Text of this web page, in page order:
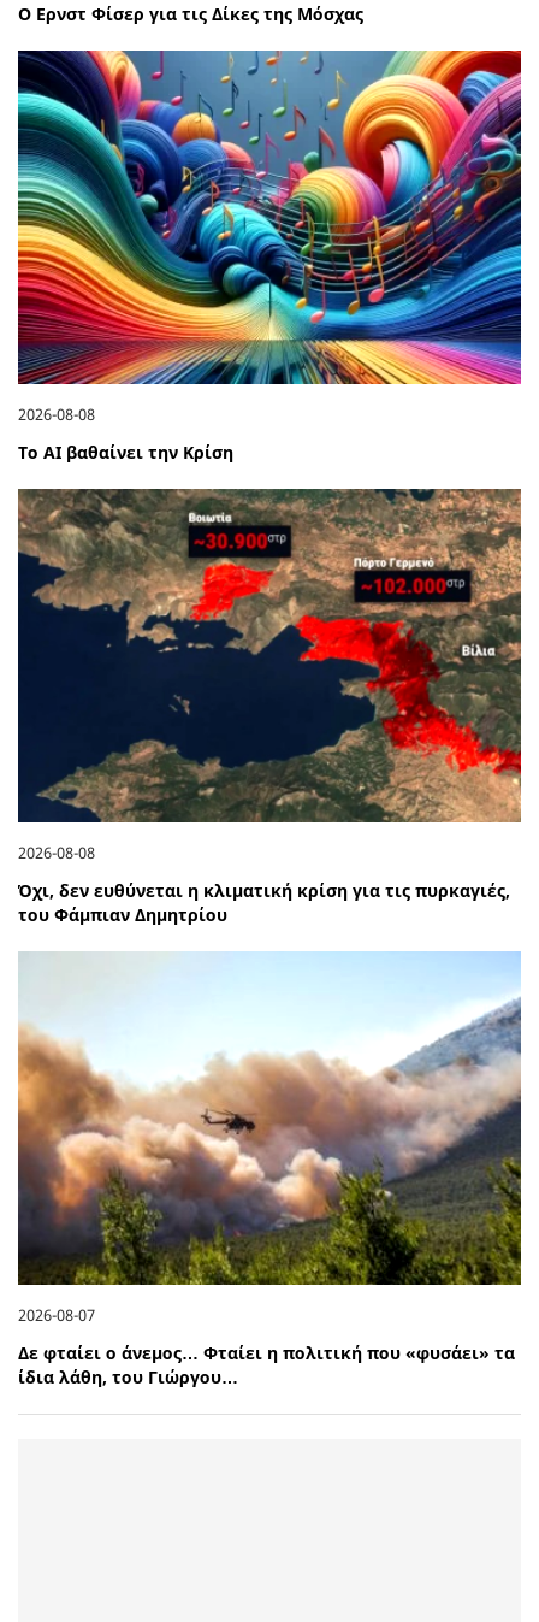
Ο Ερνστ Φίσερ για τις Δίκες της Μόσχας
2026-08-08
Το ΑΙ βαθαίνει την Κρίση
2026-08-08
Όχι, δεν ευθύνεται η κλιματική κρίση για τις πυρκαγιές,
του Φάμπιαν Δημητρίου
2026-08-07
Δε φταίει ο άνεμος… Φταίει η πολιτική που «φυσάει» τα
ίδια λάθη, του Γιώργου…